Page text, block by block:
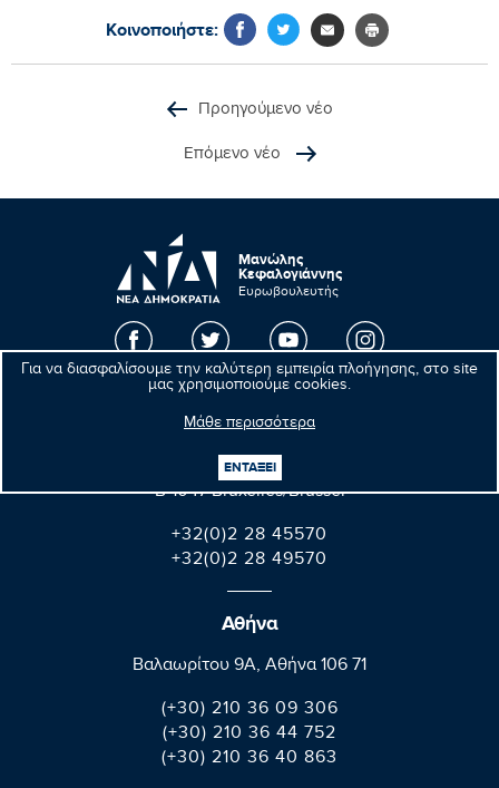
Για να διασφαλίσουμε την καλύτερη εμπειρία πλοήγησης, στο site
μας χρησιμοποιούμε cookies.
Μάθε περισσότερα
ΕΝΤΑΞΕΙ
Κοινοποιήστε:
Προηγούμενο νέο
Επόμενο νέο
Μανώλης
Κεφαλογιάννης
Ευρωβουλευτής
Parlement européen Bât. Altiero Spinelli
08E165 60, rue Wiertz / Wiertzstraat 60
B-1047 Bruxelles/Brussel
+32(0)2 28 45570
+32(0)2 28 49570
Αθήνα
Βαλαωρίτου 9A, Aθήνα 106 71
(+30) 210 36 09 306
(+30) 210 36 44 752
(+30) 210 36 40 863